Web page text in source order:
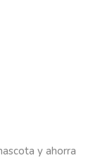
y ahorra